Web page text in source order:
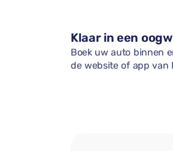
Klaar in een
Boek uw auto binnen
de website of app van